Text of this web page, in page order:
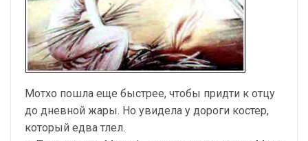
Мотхо пошла еще быстрее, чтобы придти к отцу
до дневной жары. Но увидела у дороги костер,
который едва тлел.